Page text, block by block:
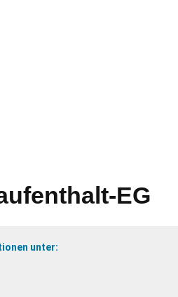
EG
unter: